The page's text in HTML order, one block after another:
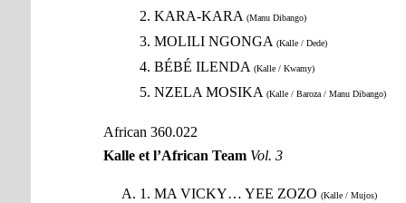
2. KARA-KARA (Manu Dibango)
3. MOLILI NGONGA (Kalle / Dede)
4. BÉBÉ ILENDA (Kalle / Kwamy)
5. NZELA MOSIKA (Kalle / Baroza / Manu Dibango)
African 360.022
Kalle et l’African Team Vol. 3
1. MA VICKY… YEE ZOZO (Kalle / Mujos)